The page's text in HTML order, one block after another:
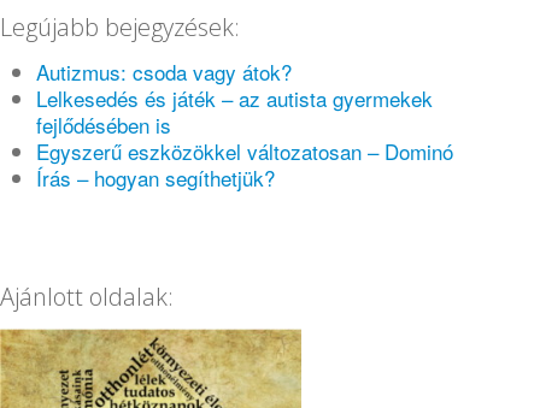
Legújabb bejegyzések:
Autizmus: csoda vagy átok?
Lelkesedés és játék – az autista gyermekek
fejlődésében is
Egyszerű eszközökkel változatosan – Dominó
Írás – hogyan segíthetjük?
Ajánlott oldalak: